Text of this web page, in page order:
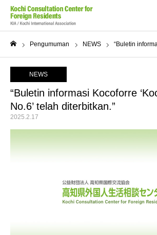
Pengumuman NEWS “Buletin informasi Kocoforre
NEWS
“Buletin informasi Kocoforre
No.6’ telah diterbitkan.”
2025.2.17